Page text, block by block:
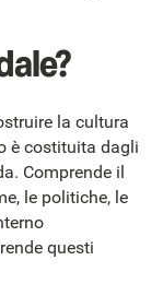
la cultura
è costituita dagli
Comprende il
le politiche, le
questi